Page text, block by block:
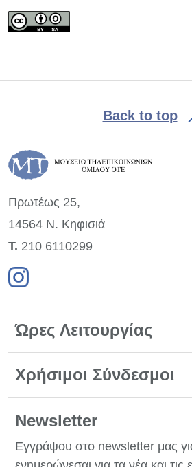
Back to top
Πρωτέως 25,
14564 Ν. Κηφισιά
Τ. 210 6110299
Ώρες Λειτουργίας
Χρήσιμοι Σύνδεσμοι
Newsletter
Εγγράψου στο newsletter μας